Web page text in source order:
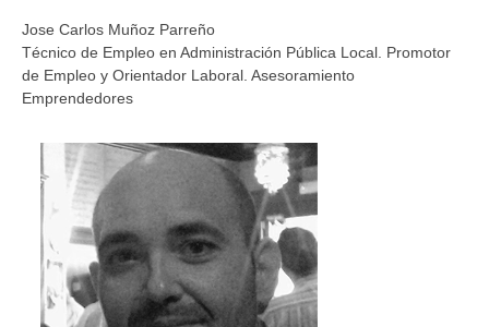
Jose Carlos Muñoz Parreño
Técnico de Empleo en Administración Pública Local. Promotor
de Empleo y Orientador Laboral. Asesoramiento
Emprendedores